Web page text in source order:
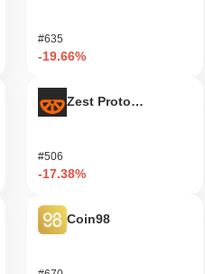
è facilitata attraverso un
agli stakeholder di
in evoluzione della finanza
Gli utenti possono
di transazione, consentendo
relative all'abitazione e alla
#635
-19.66%
Zest Protocol
#506
-17.38%
Coin98